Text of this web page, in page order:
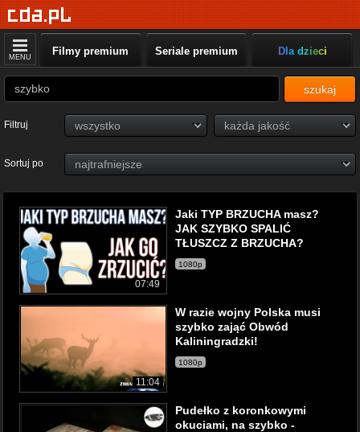
MENU Filmy premium Seriale premium Dla dzieci
szukaj
Filtruj
Sortuj po
07:49
Jaki TYP BRZUCHA masz?
JAK SZYBKO SPALIĆ
TŁUSZCZ Z BRZUCHA?
1080p
11:04
W razie wojny Polska musi
szybko zająć Obwód
Kaliningradzki!
1080p
Pudełko z koronkowymi
okuciami, na szybko -